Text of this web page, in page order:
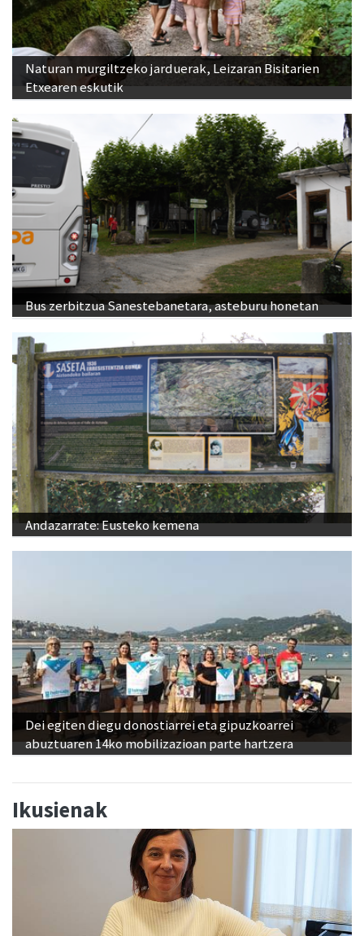
Naturan murgiltzeko jarduerak, Leizaran Bisitarien
Etxearen eskutik
Bus zerbitzua Sanestebanetara, asteburu honetan
Andazarrate: Eusteko kemena
Dei egiten diegu donostiarrei eta gipuzkoarrei
abuztuaren 14ko mobilizazioan parte hartzera
Ikusienak